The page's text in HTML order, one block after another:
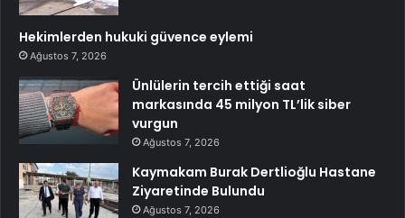
Hekimlerden hukuki güvence eylemi
Ağustos 7, 2026
Ünlülerin tercih ettiği saat
markasında 45 milyon TL’lik siber
vurgun
Ağustos 7, 2026
Kaymakam Burak Dertlioğlu Hastane
Ziyaretinde Bulundu
Ağustos 7, 2026